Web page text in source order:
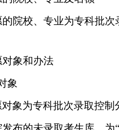
院校、专业为专科批
象和办法
象
象为专科批次录取控